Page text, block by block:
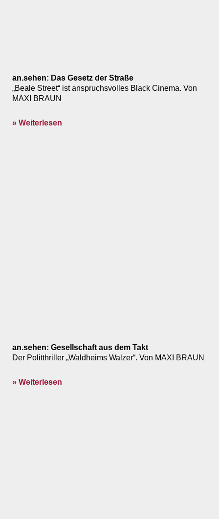
an.sehen: Das Gesetz der Straße
„Beale Street“ ist anspruchsvolles Black Cinema. Von
MAXI BRAUN
» Weiterlesen
an.sehen: Gesellschaft aus dem Takt
Der Politthriller „Waldheims Walzer“. Von MAXI BRAUN
» Weiterlesen